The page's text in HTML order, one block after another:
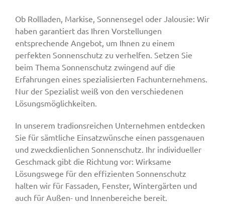
Ob Rollladen, Markise, Sonnensegel oder Jalousie: Wir
haben garantiert das Ihren Vorstellungen
entsprechende Angebot, um Ihnen zu einem
perfekten Sonnenschutz zu verhelfen. Setzen Sie
beim Thema Sonnenschutz zwingend auf die
Erfahrungen eines spezialisierten Fachunternehmens.
Nur der Spezialist weiß von den verschiedenen
Lösungsmöglichkeiten.
In unserem tradionsreichen Unternehmen entdecken
Sie für sämtliche Einsatzwünsche einen passgenauen
und zweckdienlichen Sonnenschutz. Ihr individueller
Geschmack gibt die Richtung vor: Wirksame
Lösungswege für den effizienten Sonnenschutz
halten wir für Fassaden, Fenster, Wintergärten und
auch für Außen- und Innenbereiche bereit.